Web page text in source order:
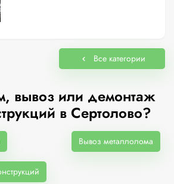
Все категории
вывоз или демонтаж
в Сертолово?
Вывоз металлолома